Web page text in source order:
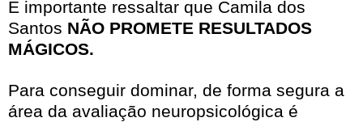
É importante ressaltar que Camila dos
Santos NÃO PROMETE RESULTADOS
MÁGICOS.
Para conseguir dominar, de forma segura a
área da avaliação neuropsicológica é